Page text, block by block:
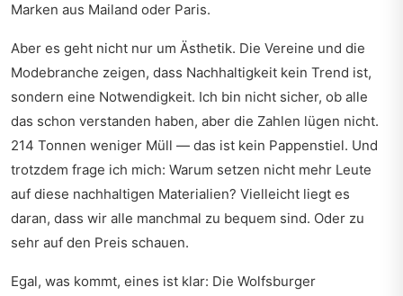
Marken aus Mailand oder Paris.
Aber es geht nicht nur um Ästhetik. Die Vereine und die
Modebranche zeigen, dass Nachhaltigkeit kein Trend ist,
sondern eine Notwendigkeit. Ich bin nicht sicher, ob alle
das schon verstanden haben, aber die Zahlen lügen nicht.
214 Tonnen weniger Müll — das ist kein Pappenstiel. Und
trotzdem frage ich mich: Warum setzen nicht mehr Leute
auf diese nachhaltigen Materialien? Vielleicht liegt es
daran, dass wir alle manchmal zu bequem sind. Oder zu
sehr auf den Preis schauen.
Egal, was kommt, eines ist klar: Die Wolfsburger